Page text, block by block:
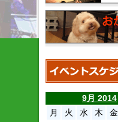
9月 2014
月
火 水 木 金